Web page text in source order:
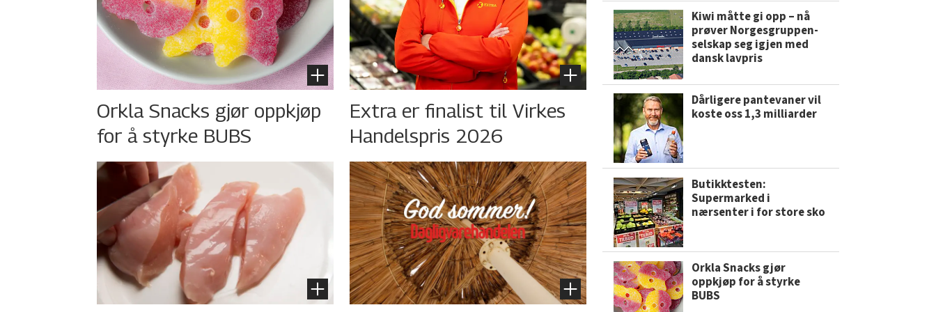
Orkla Snacks gjør oppkjøp
for å styrke BUBS
Extra er finalist til Virkes
Handelspris 2026
Kiwi måtte gi opp – nå
prøver Norgesgruppen-
selskap seg igjen med
dansk lavpris
Dårligere pantevaner vil
koste oss 1,3 milliarder
Butikktesten:
Supermarked i
nærsenter i for store sko
Orkla Snacks gjør
oppkjøp for å styrke
BUBS